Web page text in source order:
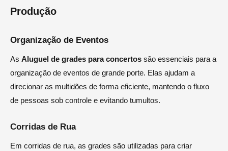
Produção
Organização de Eventos
As Aluguel de grades para concertos são essenciais para a
organização de eventos de grande porte. Elas ajudam a
direcionar as multidões de forma eficiente, mantendo o fluxo
de pessoas sob controle e evitando tumultos.
Corridas de Rua
Em corridas de rua, as grades são utilizadas para criar